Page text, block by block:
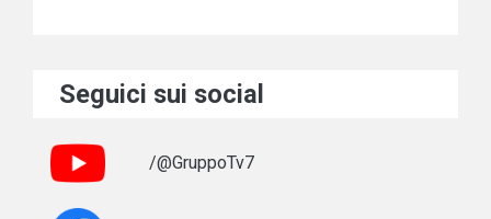
Seguici sui social
/@GruppoTv7